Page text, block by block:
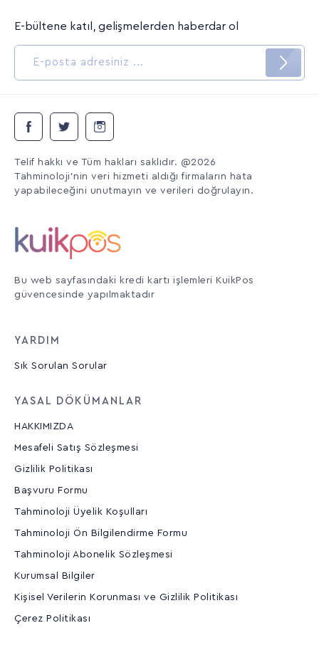
E-bültene katıl, gelişmelerden haberdar ol
Telif hakkı ve Tüm hakları saklıdır. @2026
Tahminoloji'nin veri hizmeti aldığı firmaların hata
yapabileceğini unutmayın ve verileri doğrulayın.
Bu web sayfasındaki kredi kartı işlemleri KuikPos
güvencesinde yapılmaktadır
YARDIM
Sık Sorulan Sorular
YASAL DÖKÜMANLAR
HAKKIMIZDA
Mesafeli Satış Sözleşmesi
Gizlilik Politikası
Başvuru Formu
Tahminoloji Üyelik Koşulları
Tahminoloji Ön Bilgilendirme Formu
Tahminoloji Abonelik Sözleşmesi
Kurumsal Bilgiler
Kişisel Verilerin Korunması ve Gizlilik Politikası
Çerez Politikası